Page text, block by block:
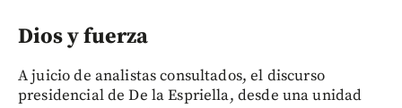
Dios y fuerza
A juicio de analistas consultados, el discurso
presidencial de De la Espriella, desde una unidad